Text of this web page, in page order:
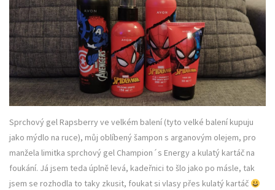
Sprchový gel Rapsberry ve velkém balení (tyto velké balení kupuju
jako mýdlo na ruce), můj oblíbený šampon s arganovým olejem, pro
manžela limitka sprchový gel Champion´s Energy a kulatý kartáč na
foukání. Já jsem teda úplně levá, kadeřnici to šlo jako po másle, tak
jsem se rozhodla to taky zkusit, foukat si vlasy přes kulatý kartáč